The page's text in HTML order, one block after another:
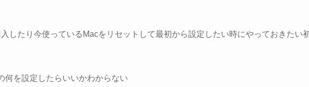
したり今使っているMacをリセットして最初から設定したい時にやっておきたい
何を設定したらいいかわからない